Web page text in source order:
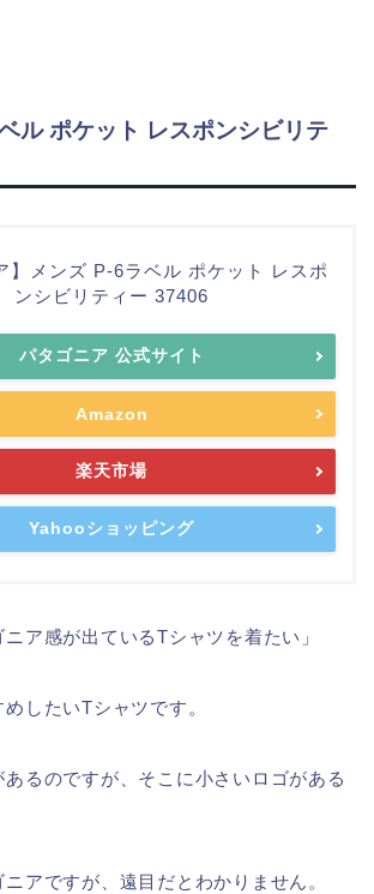
ル ポケット レスポンシビリテ
】メンズ P-6ラベル ポケット レスポ
ンシビリティー 37406
パタゴニア 公式サイト
Amazon
楽天市場
Yahooショッピング
ニア感が出ているTシャツを着たい」
したいTシャツです。
るのですが、そこに小さいロゴがある
アですが、遠目だとわかりません。